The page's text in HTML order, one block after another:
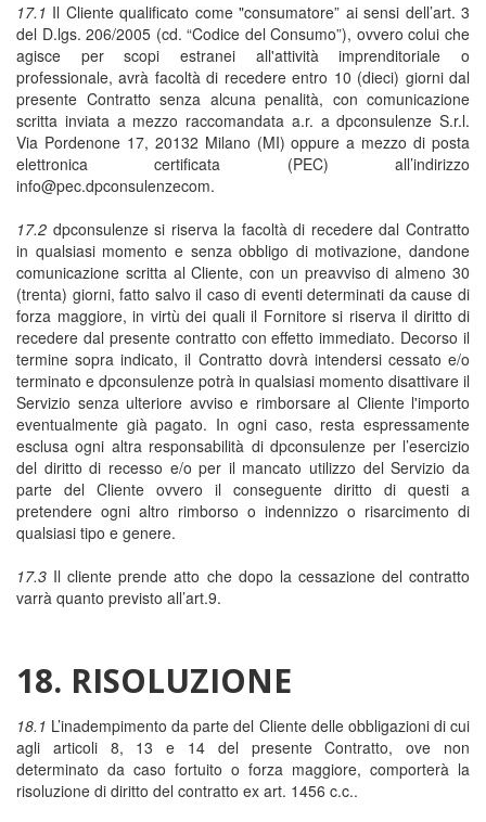
17.1 Il Cliente qualificato come "consumatore” ai sensi dell’art. 3
del D.lgs. 206/2005 (cd. “Codice del Consumo”), ovvero colui che
agisce per scopi estranei all'attività imprenditoriale o
professionale, avrà facoltà di recedere entro 10 (dieci) giorni dal
presente Contratto senza alcuna penalità, con comunicazione
scritta inviata a mezzo raccomandata a.r. a dpconsulenze S.r.l.
Via Pordenone 17, 20132 Milano (MI) oppure a mezzo di posta
elettronica certificata (PEC) all’indirizzo
info@pec.dpconsulenzecom.
17.2 dpconsulenze si riserva la facoltà di recedere dal Contratto
in qualsiasi momento e senza obbligo di motivazione, dandone
comunicazione scritta al Cliente, con un preavviso di almeno 30
(trenta) giorni, fatto salvo il caso di eventi determinati da cause di
forza maggiore, in virtù dei quali il Fornitore si riserva il diritto di
recedere dal presente contratto con effetto immediato. Decorso il
termine sopra indicato, il Contratto dovrà intendersi cessato e/o
terminato e dpconsulenze potrà in qualsiasi momento disattivare il
Servizio senza ulteriore avviso e rimborsare al Cliente l'importo
eventualmente già pagato. In ogni caso, resta espressamente
esclusa ogni altra responsabilità di dpconsulenze per l’esercizio
del diritto di recesso e/o per il mancato utilizzo del Servizio da
parte del Cliente ovvero il conseguente diritto di questi a
pretendere ogni altro rimborso o indennizzo o risarcimento di
qualsiasi tipo e genere.
17.3 Il cliente prende atto che dopo la cessazione del contratto
varrà quanto previsto all’art.9.
18. RISOLUZIONE
18.1 L’inadempimento da parte del Cliente delle obbligazioni di cui
agli articoli 8, 13 e 14 del presente Contratto, ove non
determinato da caso fortuito o forza maggiore, comporterà la
risoluzione di diritto del contratto ex art. 1456 c.c..